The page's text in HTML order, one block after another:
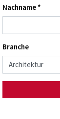
Nachname *
Branche